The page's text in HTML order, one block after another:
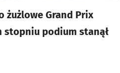
żużlowe Grand Prix
stopniu podium stanął